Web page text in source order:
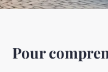
Pour